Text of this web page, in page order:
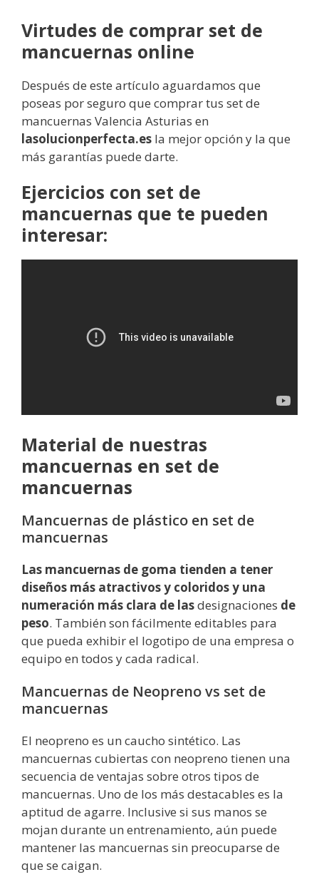
Virtudes de comprar set de
mancuernas online
Después de este artículo aguardamos que
poseas por seguro que comprar tus set de
mancuernas Valencia Asturias en
lasolucionperfecta.es la mejor opción y la que
más garantías puede darte.
Ejercicios con set de
mancuernas que te pueden
interesar:
Material de nuestras
mancuernas en set de
mancuernas
Mancuernas de plástico en set de
mancuernas
Las mancuernas de goma tienden a tener
diseños más atractivos y coloridos y una
numeración más clara de lasdesignaciones de
peso. También son fácilmente editables para
que pueda exhibir el logotipo de una empresa o
equipo en todos y cada radical.
Mancuernas de Neopreno vs set de
mancuernas
El neopreno es un caucho sintético. Las
mancuernas cubiertas con neopreno tienen una
secuencia de ventajas sobre otros tipos de
mancuernas. Uno de los más destacables es la
aptitud de agarre. Inclusive si sus manos se
mojan durante un entrenamiento, aún puede
mantener las mancuernas sin preocuparse de
que se caigan.